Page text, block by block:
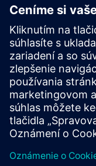
kybernetickými
koncepciu
spoločnosti
koncepcie. Viac
nájdete na stránke.
Prečítajte si